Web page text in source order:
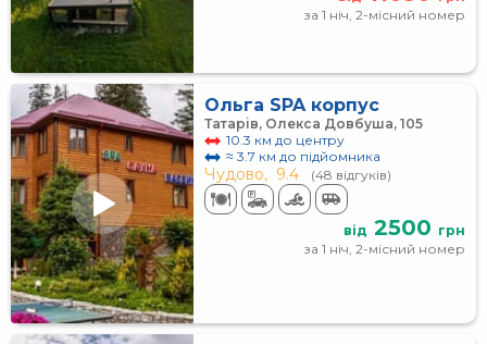
за 1 ніч, 2-місний номер
Ольга SPA корпус
Татарів, Олекса Довбуша, 105
10.3 км до центру
≈ 3.7 км до підйомника
Чудово, 9.4 (48 відгуків)
від 2500 грн
за 1 ніч, 2-місний номер